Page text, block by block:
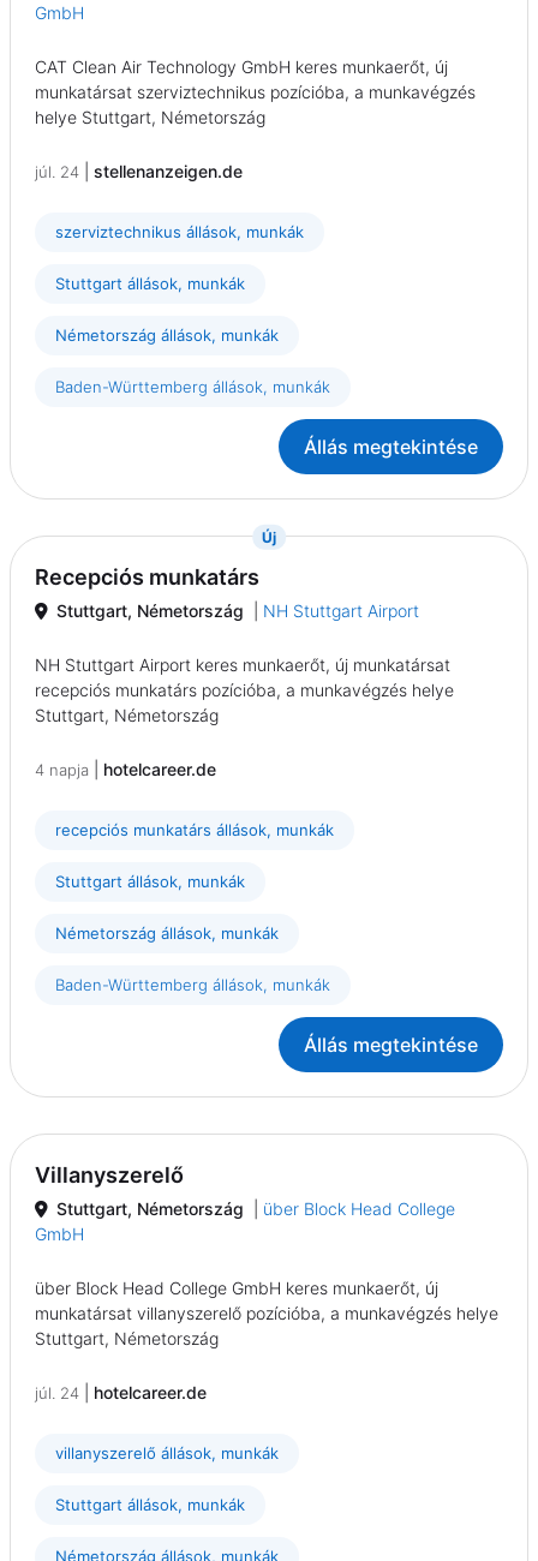
GmbH
CAT Clean Air Technology GmbH keres munkaerőt, új
munkatársat szerviztechnikus pozícióba, a munkavégzés
helye Stuttgart, Németország
júl. 24 stellenanzeigen.de
szerviztechnikus állások, munkák
Stuttgart állások, munkák
Németország állások, munkák
Baden-Württemberg állások, munkák
Állás megtekintése
Új{prompt.job}
Recepciós munkatárs
Stuttgart, Németország NH Stuttgart Airport
NH Stuttgart Airport keres munkaerőt, új munkatársat
recepciós munkatárs pozícióba, a munkavégzés helye
Stuttgart, Németország
4 napja hotelcareer.de
recepciós munkatárs állások, munkák
Stuttgart állások, munkák
Németország állások, munkák
Baden-Württemberg állások, munkák
Állás megtekintése
Villanyszerelő
Stuttgart, Németország
über Block Head College
GmbH
über Block Head College GmbH keres munkaerőt, új
munkatársat villanyszerelő pozícióba, a munkavégzés helye
Stuttgart, Németország
júl. 24 hotelcareer.de
villanyszerelő állások, munkák
Stuttgart állások, munkák
Németország állások, munkák